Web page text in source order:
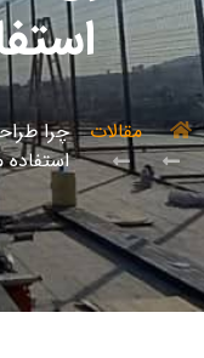
مقالات
چرا